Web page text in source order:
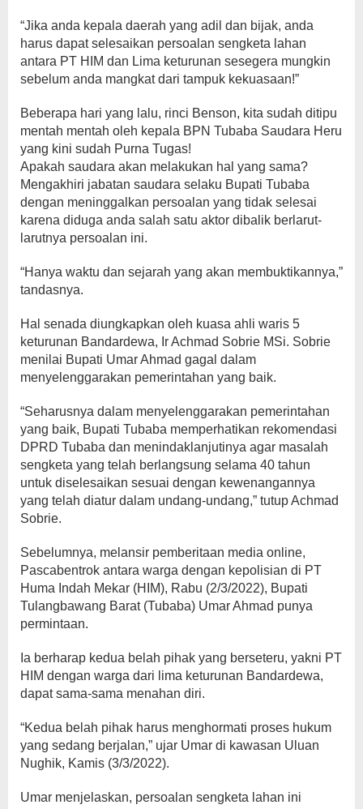
“Jika anda kepala daerah yang adil dan bijak, anda
harus dapat selesaikan persoalan sengketa lahan
antara PT HIM dan Lima keturunan sesegera mungkin
sebelum anda mangkat dari tampuk kekuasaan!”
Beberapa hari yang lalu, rinci Benson, kita sudah ditipu
mentah mentah oleh kepala BPN Tubaba Saudara Heru
yang kini sudah Purna Tugas!
Apakah saudara akan melakukan hal yang sama?
Mengakhiri jabatan saudara selaku Bupati Tubaba
dengan meninggalkan persoalan yang tidak selesai
karena diduga anda salah satu aktor dibalik berlarut-
larutnya persoalan ini.
“Hanya waktu dan sejarah yang akan membuktikannya,”
tandasnya.
Hal senada diungkapkan oleh kuasa ahli waris 5
keturunan Bandardewa, Ir Achmad Sobrie MSi. Sobrie
menilai Bupati Umar Ahmad gagal dalam
menyelenggarakan pemerintahan yang baik.
“Seharusnya dalam menyelenggarakan pemerintahan
yang baik, Bupati Tubaba memperhatikan rekomendasi
DPRD Tubaba dan menindaklanjutinya agar masalah
sengketa yang telah berlangsung selama 40 tahun
untuk diselesaikan sesuai dengan kewenangannya
yang telah diatur dalam undang-undang,” tutup Achmad
Sobrie.
Sebelumnya, melansir pemberitaan media online,
Pascabentrok antara warga dengan kepolisian di PT
Huma Indah Mekar (HIM), Rabu (2/3/2022), Bupati
Tulangbawang Barat (Tubaba) Umar Ahmad punya
permintaan.
Ia berharap kedua belah pihak yang berseteru, yakni PT
HIM dengan warga dari lima keturunan Bandardewa,
dapat sama-sama menahan diri.
“Kedua belah pihak harus menghormati proses hukum
yang sedang berjalan,” ujar Umar di kawasan Uluan
Nughik, Kamis (3/3/2022).
Umar menjelaskan, persoalan sengketa lahan ini